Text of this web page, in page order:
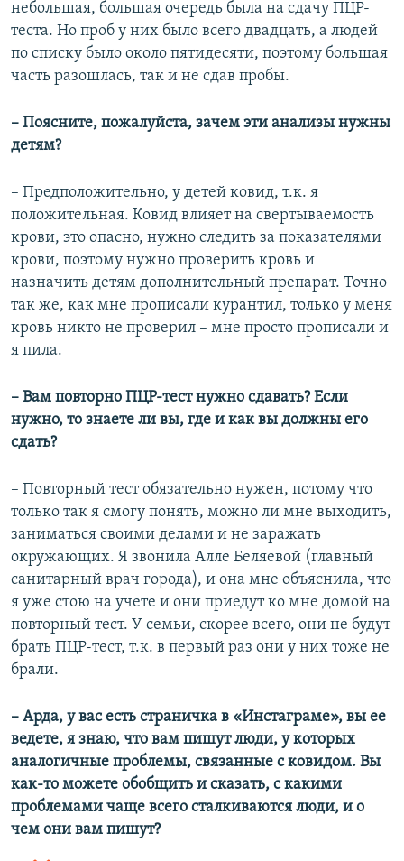
небольшая, большая очередь была на сдачу ПЦР-
теста. Но проб у них было всего двадцать, а людей
по списку было около пятидесяти, поэтому большая
часть разошлась, так и не сдав пробы.
– Поясните, пожалуйста, зачем эти анализы нужны
детям?
– Предположительно, у детей ковид, т.к. я
положительная. Ковид влияет на свертываемость
крови, это опасно, нужно следить за показателями
крови, поэтому нужно проверить кровь и
назначить детям дополнительный препарат. Точно
так же, как мне прописали курантил, только у меня
кровь никто не проверил – мне просто прописали и
я пила.
– Вам повторно ПЦР-тест нужно сдавать? Если
нужно, то знаете ли вы, где и как вы должны его
сдать?
– Повторный тест обязательно нужен, потому что
только так я смогу понять, можно ли мне выходить,
заниматься своими делами и не заражать
окружающих. Я звонила Алле Беляевой (главный
санитарный врач города), и она мне объяснила, что
я уже стою на учете и они приедут ко мне домой на
повторный тест. У семьи, скорее всего, они не будут
брать ПЦР-тест, т.к. в первый раз они у них тоже не
брали.
– Арда, у вас есть страничка в «Инстаграме», вы ее
ведете, я знаю, что вам пишут люди, у которых
аналогичные проблемы, связанные с ковидом. Вы
как-то можете обобщить и сказать, с какими
проблемами чаще всего сталкиваются люди, и о
чем они вам пишут?